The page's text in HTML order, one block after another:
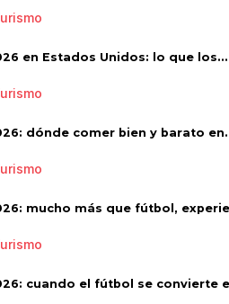
en Estados Unidos: lo que los...
dónde comer bien y barato
mucho más que fútbol,
cuando el fútbol se convierte